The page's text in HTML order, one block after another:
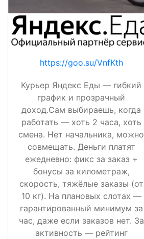
https://goo.su/VnfKth
Курьер Яндекс Еды — гибкий
график и прозрачный
доход.Сам выбираешь, когда
работать — хоть 2 часа, хоть
смена. Нет начальника, можно
совмещать. Деньги платят
ежедневно: фикс за заказ +
бонусы за километраж,
скорость, тяжёлые заказы (от
10 кг). На плановых слотах —
гарантированный минимум за
час, даже если заказов нет. За
активность — рейтинг